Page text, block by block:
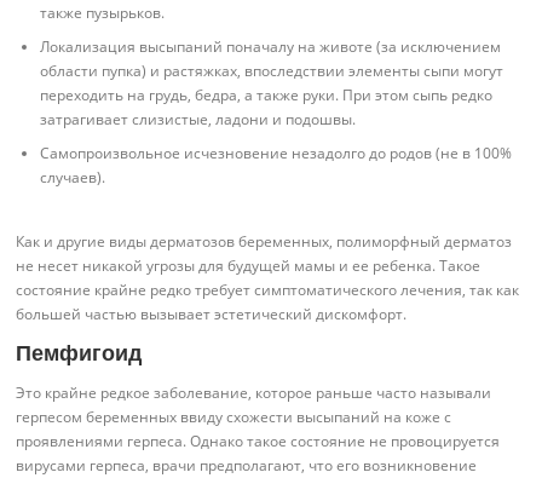
также пузырьков.
Локализация высыпаний поначалу на животе (за исключением
области пупка) и растяжках, впоследствии элементы сыпи могут
переходить на грудь, бедра, а также руки. При этом сыпь редко
затрагивает слизистые, ладони и подошвы.
Самопроизвольное исчезновение незадолго до родов (не в 100%
случаев).
Как и другие виды дерматозов беременных, полиморфный дерматоз
не несет никакой угрозы для будущей мамы и ее ребенка. Такое
состояние крайне редко требует симптоматического лечения, так как
большей частью вызывает эстетический дискомфорт.
Пемфигоид
Это крайне редкое заболевание, которое раньше часто называли
герпесом беременных ввиду схожести высыпаний на коже с
проявлениями герпеса. Однако такое состояние не провоцируется
вирусами герпеса, врачи предполагают, что его возникновение